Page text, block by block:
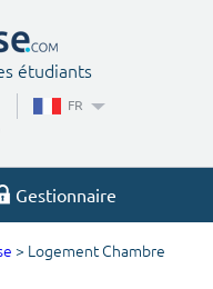
étudiants
FR
Gestionnaire
> Logement Chambre